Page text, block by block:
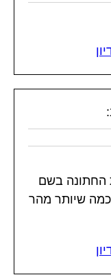
החתונה בשם
כמה שיותר מהר